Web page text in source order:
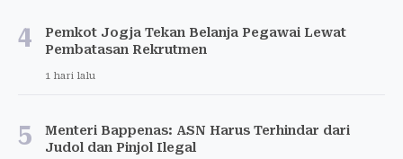
4
Pemkot Jogja Tekan Belanja Pegawai Lewat
Pembatasan Rekrutmen
1 hari lalu
5
Menteri Bappenas: ASN Harus Terhindar dari
Judol dan Pinjol Ilegal